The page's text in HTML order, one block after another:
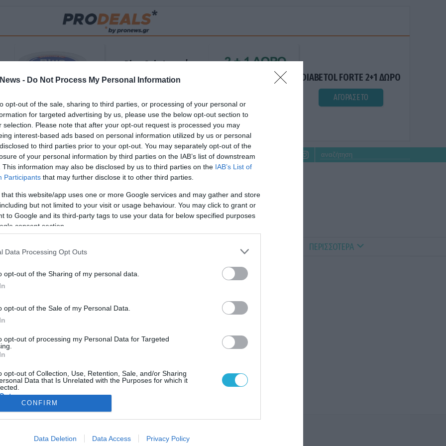
- Do Not Process My Personal Information
opt-out of the sale, sharing to third parties, or processing of your personal or
for targeted advertising by us, please use the below opt-out section to
selection. Please note that after your opt-out request is processed you may
interest-based ads based on personal information utilized by us or personal
to third parties prior to your opt-out. You may separately opt-out of the
of your personal information by third parties on the IAB’s list of downstream
This information may also be disclosed by us to third parties on the IAB’s List of
Participants that may further disclose it to other third parties.
that this website/app uses one or more Google services and may gather and store
but not limited to your visit or usage behaviour. You may click to grant or
to Google and its third-party tags to use your data for below specified purposes
consent section.
Data Processing Opt Outs
opt-out of the Sharing of my personal data.
opt-out of the Sale of my Personal Data.
opt-out of processing my Personal Data for Targeted
opt-out of Collection, Use, Retention, Sale, and/or Sharing
Data that Is Unrelated with the Purposes for which it
allow Google to enable storage related to advertising like cookies on
CONFIRM
Data Deletion Data Access Privacy Policy
Blue Gel: Φυσική
ανακούφιση & χαλάρωση
ΑΓΟΡΑΣΕ ΤΟ
DIABETOL FORTE 2+1 ΔΩΡΟ
ΑΓΟΡΑΣΕ ΤΟ
ΑΣΘΕΝΕΙΕΣ ΨΥΧΟΛΟΓΙΑ HEALTHY PETS ΠΕΡΙΣΣΟΤΕΡΑ
ΥΓΕΙΑ & ΠΟΛΙΤΙΚΗ
Με κούριερ οι συνταγές από τα φαρμακεία στον
ΕΟΠΥΥ
Με μηχανάκια και με κούριερ πρόκειται να συγκεντρώνει ο ΕΟΠΥΥ τις
συνταγές καθώς και όλα τα απαραίτητα δικαιολογητικά από τα
τους. Ούτε με αεροπλάνα δεν μαζεύονται τα ασυμμάζευτα… Σε
διεθνή διαγωνισμό για να βρεθεί το καλύτερο κούριερ που θα
αναλάβει να μεταφέρει στην ώρα του […]
08.10.2013 10:16
ΦΑΡΜΑΚΑ